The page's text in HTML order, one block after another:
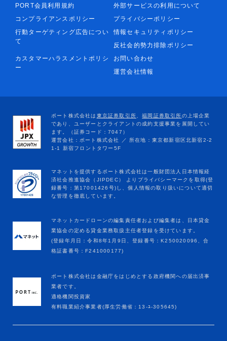
PORT会員利用規約
外部サービスの利用について
コンプライアンスポリシー
プライバシーポリシー
行動ターゲティング広告につい
て
情報セキュリティポリシー
反社会的勢力排除ポリシー
カスタマーハラスメントポリシ
ー
お問い合わせ
運営会社情報
マネットカードローンの編集責任者および編集者は、日本貸金
業協会の定める貸金業務取扱主任者登録を受けています。
(登録年月日：令和8年1月9日、登録番号：K250020096、合
格証書番号：F241000177)
ポート株式会社は金融庁をはじめとする政府機関への届出済事
業者です。
適格機関投資家
有料職業紹介事業者(厚生労働省：13-ﾕ-305645)